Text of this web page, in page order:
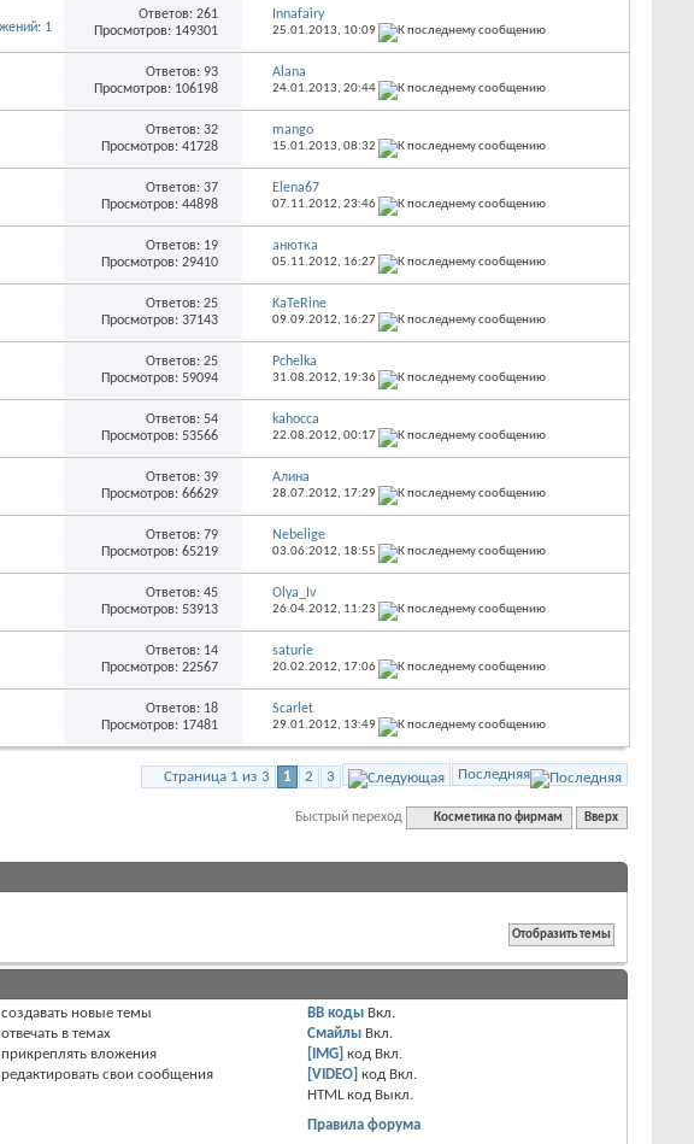
Ответов: 261
Просмотров: 149301
Innafairy
25.01.2013, 10:09
Ответов: 93
Просмотров: 106198
Alana
24.01.2013, 20:44
Ответов: 32
Просмотров: 41728
mango
15.01.2013, 08:32
Ответов: 37
Просмотров: 44898
Elena67
07.11.2012, 23:46
Ответов: 19
Просмотров: 29410
анютка
05.11.2012, 16:27
Ответов: 25
Просмотров: 37143
KaTeRine
09.09.2012, 16:27
Ответов: 25
Просмотров: 59094
Pchelka
31.08.2012, 19:36
Ответов: 54
Просмотров: 53566
kahocca
22.08.2012, 00:17
Ответов: 39
Просмотров: 66629
Алина
28.07.2012, 17:29
Ответов: 79
Просмотров: 65219
Nebelige
03.06.2012, 18:55
Ответов: 45
Просмотров: 53913
Olya_Iv
26.04.2012, 11:23
Ответов: 14
Просмотров: 22567
saturie
20.02.2012, 17:06
Ответов: 18
Просмотров: 17481
Scarlet
29.01.2012, 13:49
Страница 1 из 3 1 2 3 Последняя
Быстрый переход Косметика по фирмам Вверх
создавать новые темы
отвечать в темах
прикреплять вложения
редактировать свои сообщения
BB коды Вкл.
Смайлы Вкл.
[IMG] код Вкл.
[VIDEO] код Вкл.
HTML код Выкл.
Правила форума